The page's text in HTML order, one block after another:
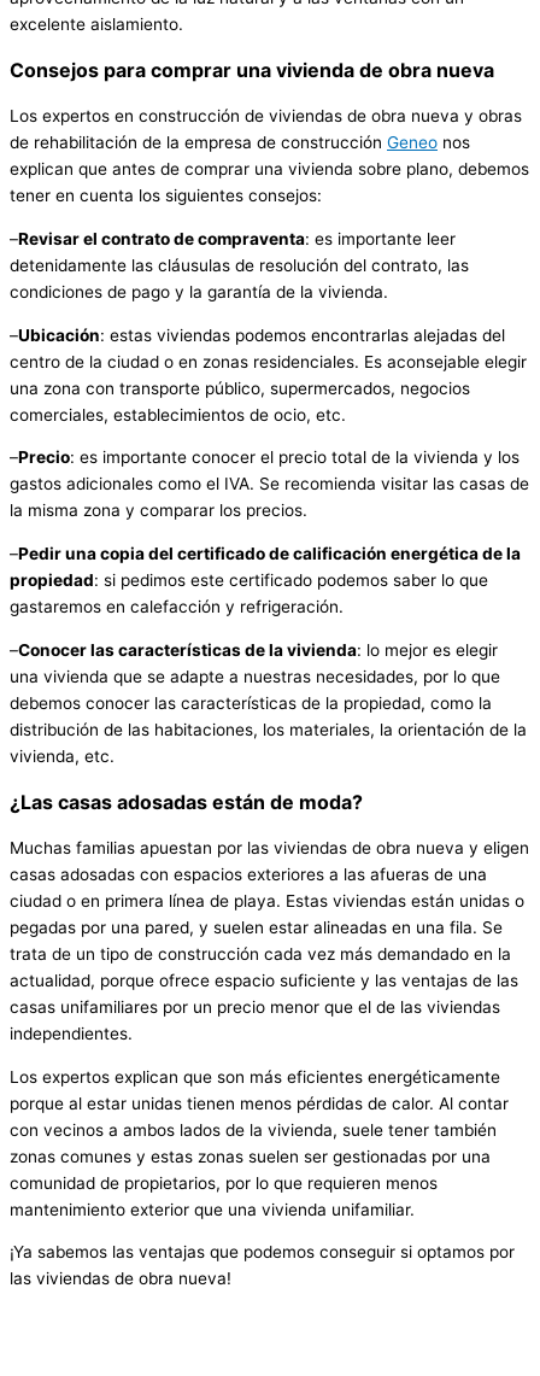
excelente aislamiento.
Consejos para comprar una vivienda de obra nueva
Los expertos en construcción de viviendas de obra nueva y obras
de rehabilitación de la empresa de construcción Geneo nos
explican que antes de comprar una vivienda sobre plano, debemos
tener en cuenta los siguientes consejos:
–Revisar el contrato de compraventa: es importante leer
detenidamente las cláusulas de resolución del contrato, las
condiciones de pago y la garantía de la vivienda.
–Ubicación: estas viviendas podemos encontrarlas alejadas del
centro de la ciudad o en zonas residenciales. Es aconsejable elegir
una zona con transporte público, supermercados, negocios
comerciales, establecimientos de ocio, etc.
–Precio: es importante conocer el precio total de la vivienda y los
gastos adicionales como el IVA. Se recomienda visitar las casas de
la misma zona y comparar los precios.
–Pedir una copia del certificado de calificación energética de la
propiedad: si pedimos este certificado podemos saber lo que
gastaremos en calefacción y refrigeración.
–Conocer las características de la vivienda: lo mejor es elegir
una vivienda que se adapte a nuestras necesidades, por lo que
debemos conocer las características de la propiedad, como la
distribución de las habitaciones, los materiales, la orientación de la
vivienda, etc.
¿Las casas adosadas están de moda?
Muchas familias apuestan por las viviendas de obra nueva y eligen
casas adosadas con espacios exteriores a las afueras de una
ciudad o en primera línea de playa. Estas viviendas están unidas o
pegadas por una pared, y suelen estar alineadas en una fila. Se
trata de un tipo de construcción cada vez más demandado en la
actualidad, porque ofrece espacio suficiente y las ventajas de las
casas unifamiliares por un precio menor que el de las viviendas
independientes.
Los expertos explican que son más eficientes energéticamente
porque al estar unidas tienen menos pérdidas de calor. Al contar
con vecinos a ambos lados de la vivienda, suele tener también
zonas comunes y estas zonas suelen ser gestionadas por una
comunidad de propietarios, por lo que requieren menos
mantenimiento exterior que una vivienda unifamiliar.
¡Ya sabemos las ventajas que podemos conseguir si optamos por
las viviendas de obra nueva!